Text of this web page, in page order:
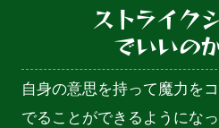
ストライク
でいいの
自身の意思を持って魔力を
でることができるようにな